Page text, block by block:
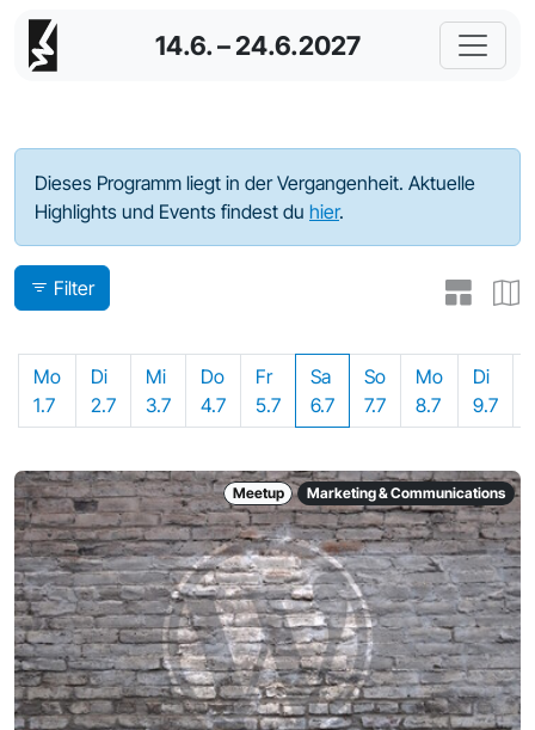
14.6. – 24.6.2027
Programm - 2024
Dieses Programm liegt in der Vergangenheit. Aktuelle
Highlights und Events findest du hier.
Filter
Mo
1.7
Di
2.7
Mi
3.7
Do
4.7
Fr
5.7
Sa
6.7
So
7.7
Mo
8.7
Di
9.7
Meetup Marketing & Communications